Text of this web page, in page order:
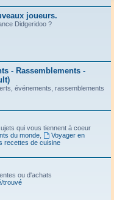
joueurs.
Didgeridoo ?
- Rassemblements -
événements, rassemblements
qui vous tiennent à coeur
du monde,
Voyager en
recettes de cuisine
ou d'achats
trouvé